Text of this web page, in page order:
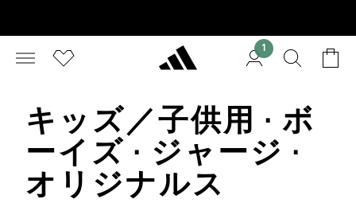
1
キッズ／子供用 · ボ
ーイズ · ジャージ ·
オリジナルス